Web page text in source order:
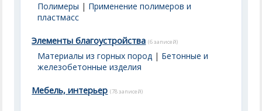
Полимеры | Применение полимеров и
пластмасс
Элементы благоустройства (6 записей)
Материалы из горных пород | Бетонные и
железобетонные изделия
Мебель, интерьер (78 записей)